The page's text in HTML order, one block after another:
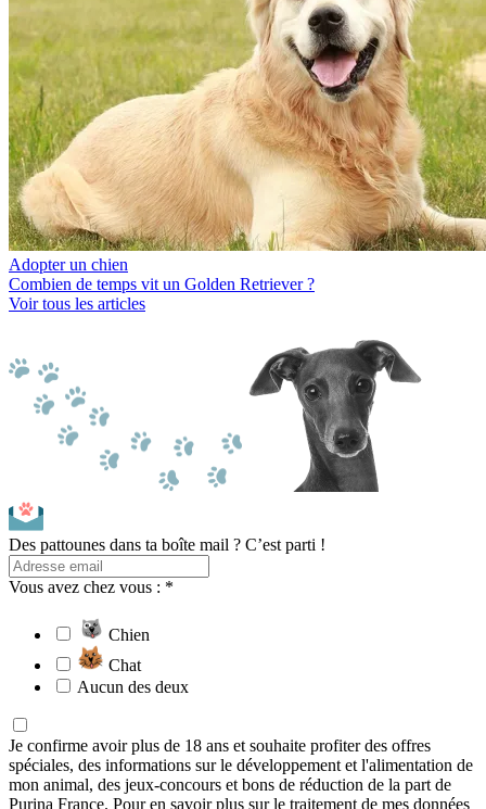
Adopter un chien
Combien de temps vit un Golden Retriever ?
Voir tous les articles
Des pattounes dans ta boîte mail ? C’est parti !
Vous avez chez vous : *
Chien
Chat
Aucun des deux
Je confirme avoir plus de 18 ans et souhaite profiter des offres
spéciales, des informations sur le développement et l'alimentation de
mon animal, des jeux-concours et bons de réduction de la part de
Purina France. Pour en savoir plus sur le traitement de mes données